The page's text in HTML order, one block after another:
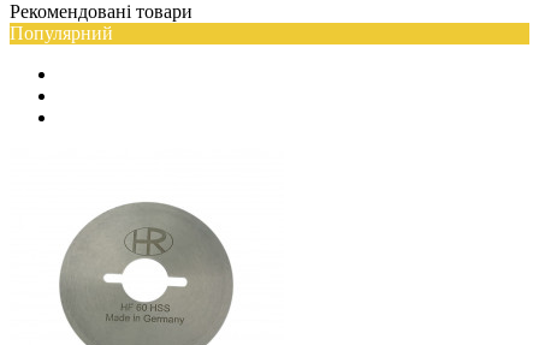
Рекомендовані товари
Популярний